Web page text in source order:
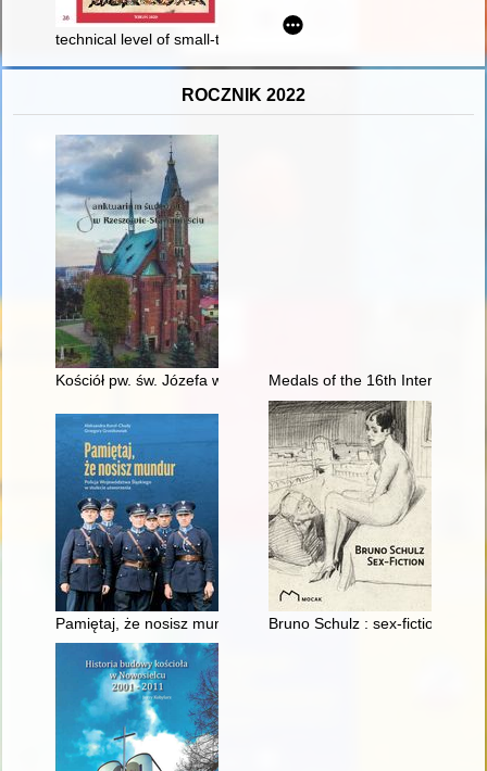
technical level of small-town shoemaking in Gdańsk
ROCZNIK 2022
Kościół pw. św. Józefa w Rzeszowie-Staromieściu
Medals of the 16th
Pamiętaj, że nosisz mundur : Policja Województwa Śląskiego
Bruno Schulz : sex-fiction